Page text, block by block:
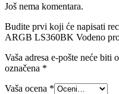
Još nema komentara.
Budite prvi koji će napisati
ARGB LS360BK Vodeno
Vaša adresa e-pošte neće biti
označena *
Vaša ocena *